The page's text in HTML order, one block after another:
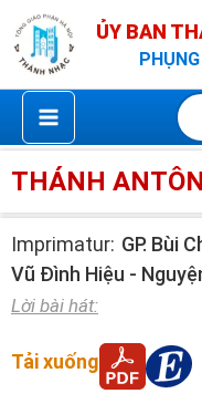
Nhảy
tới
nội
dung
ỦY BAN
THÁNH
Imprimatur: GP. Bùi
Vũ Đình Hiệu -
Lời bài hát:
Tải xuống